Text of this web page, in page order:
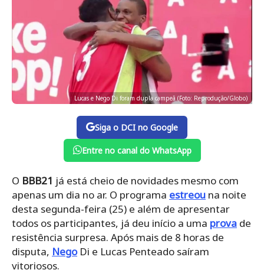
Lucas e Nego Di foram dupla campeã (Foto: Reprodução/Globo)
Siga o DCI no Google
Entre no canal do WhatsApp
O BBB21 já está cheio de novidades mesmo com
apenas um dia no ar. O programa estreou na noite
desta segunda-feira (25) e além de apresentar
todos os participantes, já deu início a uma prova de
resistência surpresa. Após mais de 8 horas de
disputa, NegoDi e Lucas Penteado saíram
vitoriosos.